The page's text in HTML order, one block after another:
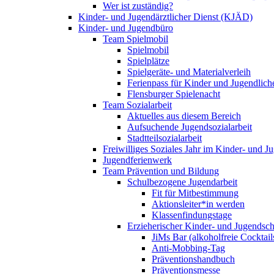
Wer ist zuständig?
Kinder- und Jugendärztlicher Dienst (KJÄD)
Kinder- und Jugendbüro
Team Spielmobil
Spielmobil
Spielplätze
Spielgeräte- und Materialverleih
Ferienpass für Kinder und
Flensburger Spielenacht
Team Sozialarbeit
Aktuelles aus diesem Bereich
Aufsuchende Jugendsozialarbeit
Stadtteilsozialarbeit
Freiwilliges Soziales Jahr im Kinder- und
Jugendferienwerk
Team Prävention und Bildung
Schulbezogene Jugendarbeit
Fit für Mitbestimmung
Aktionsleiter*in werden
Klassenfindungstage
Erzieherischer Kinder- und
JiMs Bar (alkoholfreie
Anti-Mobbing-Tag
Präventionshandbuch
Präventionsmesse